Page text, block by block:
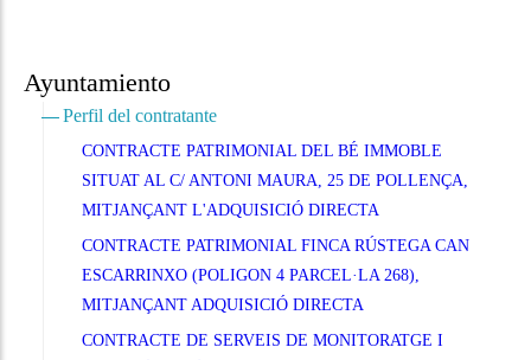
Ayuntamiento
Perfil del contratante
CONTRACTE PATRIMONIAL DEL BÉ IMMOBLE
SITUAT AL C/ ANTONI MAURA, 25 DE POLLENÇA,
MITJANÇANT L'ADQUISICIÓ DIRECTA
CONTRACTE PATRIMONIAL FINCA RÚSTEGA CAN
ESCARRINXO (POLIGON 4 PARCEL·LA 268),
MITJANÇANT ADQUISICIÓ DIRECTA
CONTRACTE DE SERVEIS DE MONITORATGE I